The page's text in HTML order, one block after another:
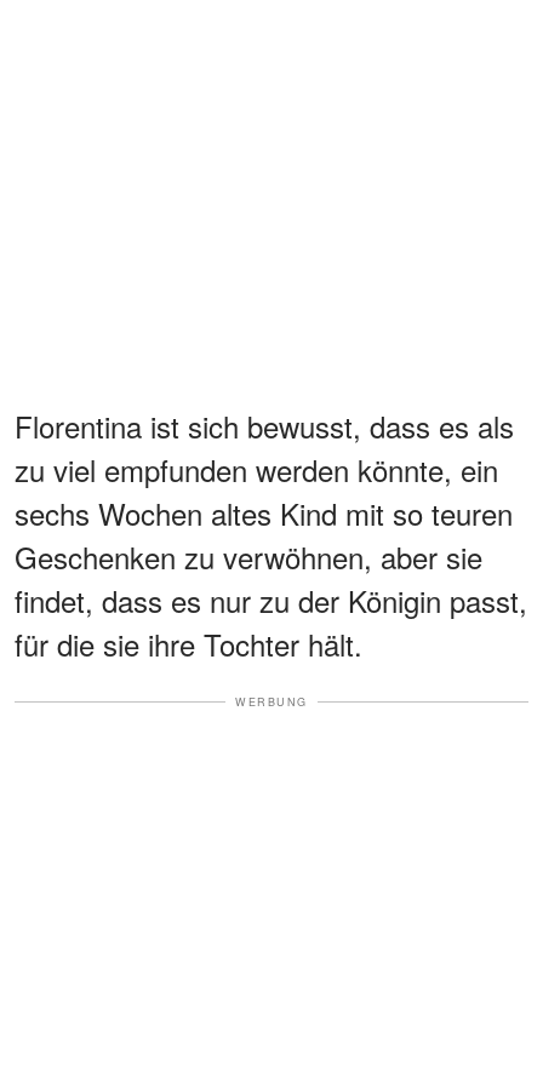
Florentina ist sich bewusst, dass es als
zu viel empfunden werden könnte, ein
sechs Wochen altes Kind mit so teuren
Geschenken zu verwöhnen, aber sie
findet, dass es nur zu der Königin passt,
für die sie ihre Tochter hält.
WERBUNG